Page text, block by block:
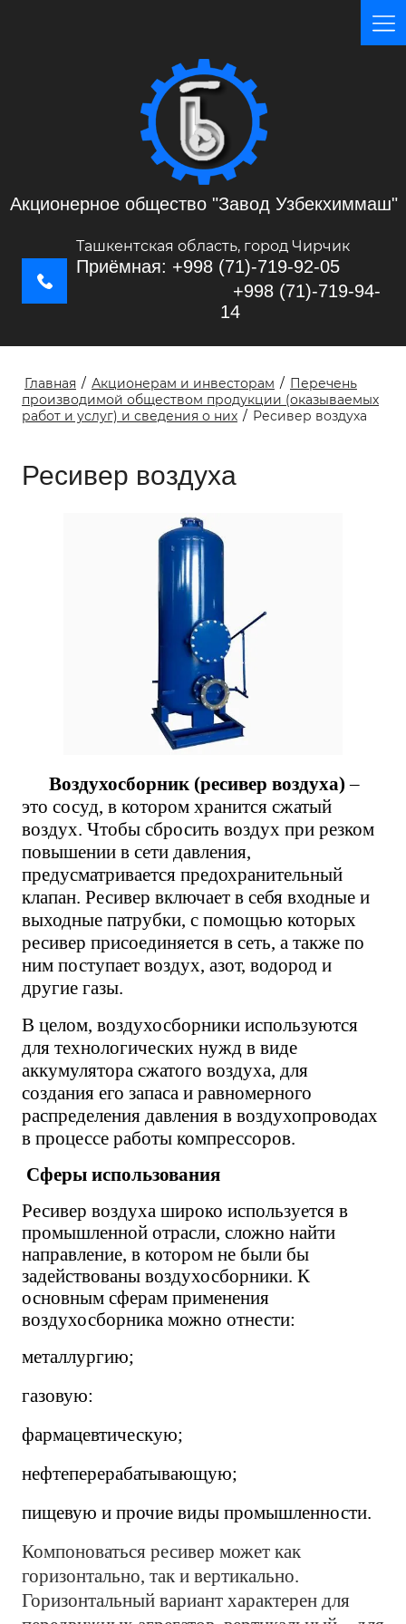
Акционерное общество "Завод Узбекхиммаш"
Ташкентская область, город Чирчик
Приёмная: +998 (71)-719-92-05
+998 (71)-719-94-
14
Главная / Акционерам и инвесторам / Перечень
производимой обществом продукции (оказываемых
работ и услуг) и сведения о них / Ресивер воздуха
Ресивер воздуха
Воздухосборник (ресивер воздуха) –
это сосуд, в котором хранится сжатый
воздух. Чтобы сбросить воздух при резком
повышении в сети давления,
предусматривается предохранительный
клапан. Ресивер включает в себя входные и
выходные патрубки, с помощью которых
ресивер присоединяется в сеть, а также по
ним поступает воздух, азот, водород и
другие газы.
В целом, воздухосборники используются
для технологических нужд в виде
аккумулятора сжатого воздуха, для
создания его запаса и равномерного
распределения давления в воздухопроводах
в процессе работы компрессоров.
Сферы использования
Ресивер воздуха широко используется в
промышленной отрасли, сложно найти
направление, в котором не были бы
задействованы воздухосборники. К
основным сферам применения
воздухосборника можно отнести:
металлургию;
газовую:
фармацевтическую;
нефтеперерабатывающую;
пищевую и прочие виды промышленности.
Компоноваться ресивер может как
горизонтально, так и вертикально.
Горизонтальный вариант характерен для